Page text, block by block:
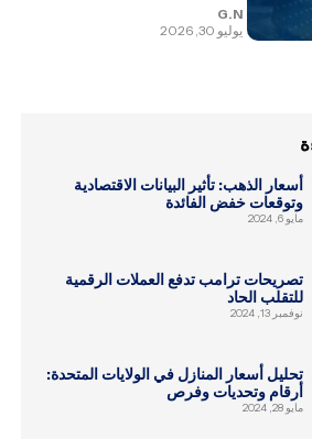
G.N
يوليو 30, 2026
أسعار الذهب: تأثير البيانات الاقتصادية
وتوقعات خفض الفائدة
مايو 6, 2024
تصريحات ترامب تدفع العملات الرقمية
للتقلب الحاد
نوفمبر 13, 2024
تحليل أسعار المنازل في الولايات المتحدة:
أرقام وتحديات وفرص
مايو 28, 2024